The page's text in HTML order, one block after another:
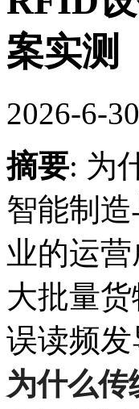
案实测
2026-6-
摘要: 为
智能制
业的运
大批量
误读频发
为什么